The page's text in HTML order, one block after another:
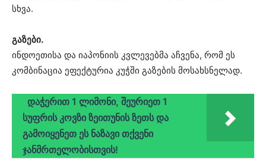
სხვა.
გაზები.
ინდოეთისა და იაპონიის კვლევებმა აჩვენა, რომ ეს
კომბინაცია ეფექტურია კუჭში გაზების მოსახსნელად.
დაჭერით 1 ლიმონი, შეურიეთ 1
სუფრის კოვზი ზეითუნის ზეთს და
გამოიყენეთ ეს ნაზავი თქვენი
ჯანმრთელობისთვის!